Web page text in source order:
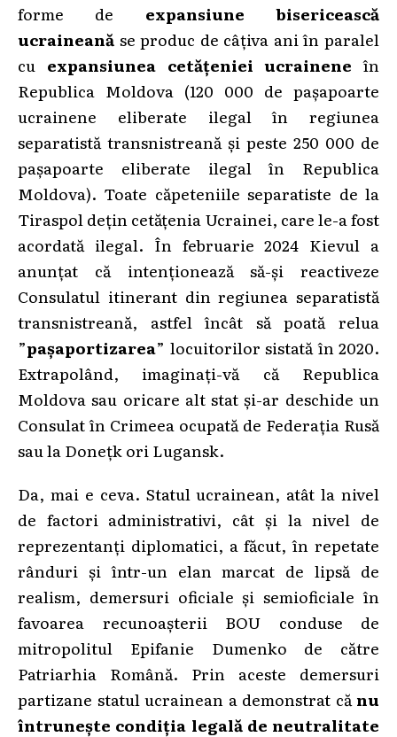
forme de expansiune bisericească
ucraineană se produc de câțiva ani în paralel
cu expansiunea cetățeniei ucrainene în
Republica Moldova (120 000 de pașapoarte
ucrainene eliberate ilegal în regiunea
separatistă transnistreană și peste 250 000 de
pașapoarte eliberate ilegal în Republica
Moldova). Toate căpeteniile separatiste de la
Tiraspol dețin cetățenia Ucrainei, care le-a fost
acordată ilegal. În februarie 2024 Kievul a
anunțat că intenționează să-și reactiveze
Consulatul itinerant din regiunea separatistă
transnistreană, astfel încât să poată relua
”pașaportizarea” locuitorilor sistată în 2020.
Extrapolând, imaginați-vă că Republica
Moldova sau oricare alt stat și-ar deschide un
Consulat în Crimeea ocupată de Federația Rusă
sau la Donețk ori Lugansk.
Da, mai e ceva. Statul ucrainean, atât la nivel
de factori administrativi, cât și la nivel de
reprezentanți diplomatici, a făcut, în repetate
rânduri și într-un elan marcat de lipsă de
realism, demersuri oficiale și semioficiale în
favoarea recunoașterii BOU conduse de
mitropolitul Epifanie Dumenko de către
Patriarhia Română. Prin aceste demersuri
partizane statul ucrainean a demonstrat că nu
întrunește condiția legală de neutralitate